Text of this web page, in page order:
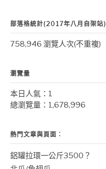
部落格統計(2017年八月自架站)
758,946 瀏覽人次(不重複)
瀏覽量
本日人氣：1
總瀏覽量：1,678,996
熱門文章與頁面︰
鋁罐拉環一公斤3500？